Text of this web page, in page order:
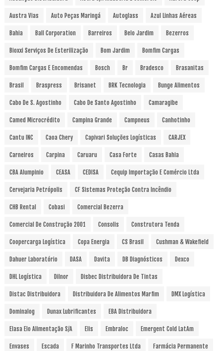
Austra Vias Auto Peças Maringá Autoglass Azul Linhas Aéreas
Bahia Ball Corporation Barreiros Belo Jardim Bezerros
Bioxxi Serviços De Esterilização Bom Jardim Bomfim Cargas
Bomfim Cargas E Encomendas Bosch Br Bradesco Brasanitas
Brasil Braspress Brisanet BRK Tecnologia Bunge Alimentos
Cabo De S. Agostinho Cabo De Santo Agostinho Camaragibe
Camed Microcrédito Campina Grande Campneus Canhotinho
Cantu INC Caoa Chery Capivari Soluções Logísticas CARJEX
Carneiros Carpina Caruaru Casa Forte Casas Bahia
CBA Alumpinio CEASA CEDISA Cequip Importação E Comércio Ltda
Cervejaria Petrópolis CF Sistemas Proteção Contra Incêndio
CHB Rental Cobasi Comercial Bezerra
Comercial De Construção 2001 Consolis Construtora Tenda
Coopercarga Logística Copa Energia CS Brasil Cushman & Wakefield
Dahuer Laboratório DASA Davita DB Diagnósticos Dexco
DHL Logística Dilnor Disbec Distribuidora De Tintas
Distac Distribuidora Distribuidora De Alimentos Marfim DMX Logística
Dominalog Dunax Lubrificantes EBA Distribuidora
Elasa Elo Alimentação S/A Elis Embraloc Emergent Cold LatAm
Envases Escada F Marinho Transportes Ltda Farmácia Permanente